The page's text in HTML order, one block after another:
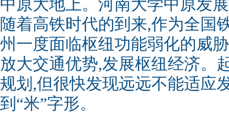
中原大地上。河南大学中原发
随着高铁时代的到来,作为全国
州一度面临枢纽功能弱化的威
放大交通优势,发展枢纽经济。
规划,但很快发现远远不能适应
到“米”字形。